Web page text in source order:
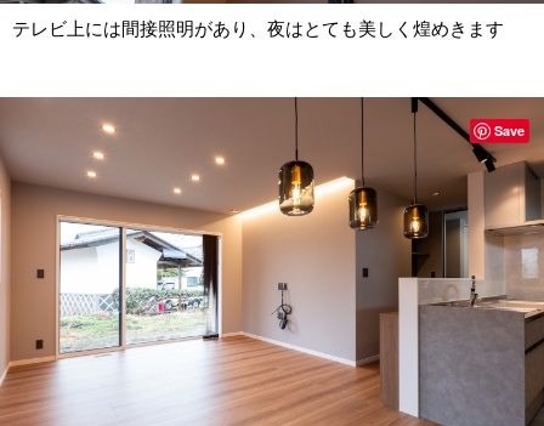
テレビ上には間接照明があり、夜はとても美しく煌めきます
Save